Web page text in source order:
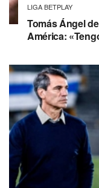
LIGA BETPLAY
Tomás Ángel
América: